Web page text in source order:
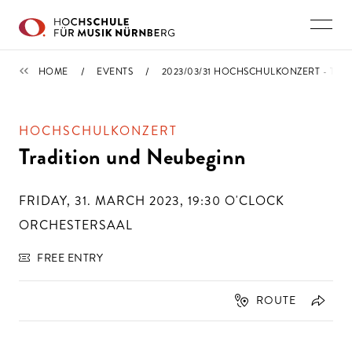
CALENDAR
HOME EVENTS 2023/03/31 HOCHSCHULKONZERT -
HOCHSCHULKONZERT
Tradition und Neubeginn
FRIDAY, 31. MARCH 2023, 19:30 O'CLOCK
ORCHESTERSAAL
FREE ENTRY
ROUTE